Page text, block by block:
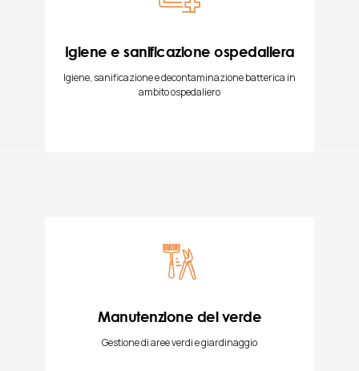
Igiene e sanificazione ospedaliera
Igiene, sanificazione e decontaminazione batterica in
ambito ospedaliero
Manutenzione del verde
Gestione di aree verdi e giardinaggio